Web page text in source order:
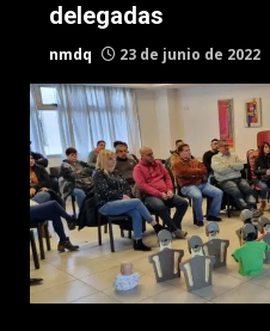
delegadas
nmdq 23 de junio de 2022